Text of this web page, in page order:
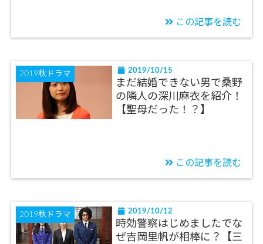
この記事を読む
2019秋ドラマ 2019/10/15
まだ結婚できない男で桑野
の隣人の深川麻衣を紹介！
【聖母だった！？】
この記事を読む
2019秋ドラマ 2019/10/12
時効警察はじめましたでな
ぜ吉岡里帆が相棒に？【三